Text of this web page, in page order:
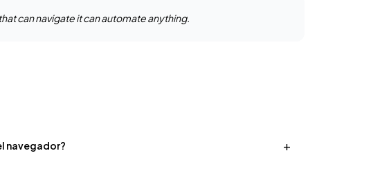
can navigate it can automate anything.
navegador? +